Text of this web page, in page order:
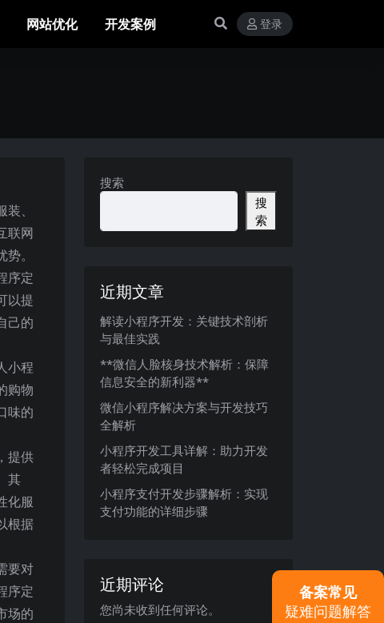
网站优化 开发案例 登录
、
联网
。
序定
以提
己的
小程
购物
味的
提供
其
化服
根据
要对
序定
场的
搜索
搜
索
近期文章
解读小程序开发：关键技术剖析
与最佳实践
**微信人脸核身技术解析：保障
信息安全的新利器**
微信小程序解决方案与开发技巧
全解析
小程序开发工具详解：助力开发
者轻松完成项目
小程序支付开发步骤解析：实现
支付功能的详细步骤
近期评论
您尚未收到任何评论。
备案常见
疑难问题解答